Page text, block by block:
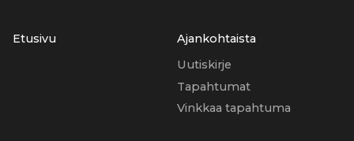
Etusivu
Ajankohtaista
Uutiskirje
Tapahtumat
Vinkkaa tapahtuma